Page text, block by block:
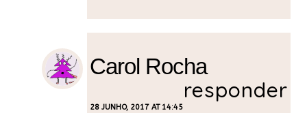
Carol Rocha
28 JUNHO, 2017 AT 14:45
responder